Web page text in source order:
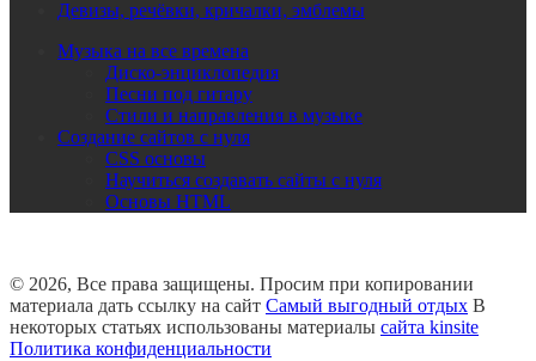
Девизы, речёвки, кричалки, эмблемы
Музыка на все времена
Диско-энциклопедия
Песни под гитару
Стили и направления в музыке
Создание сайтов с нуля
CSS основы
Научиться создавать сайты с нуля
Основы HTML
© 2026, Все права защищены. Просим при копировании
материала дать ссылку на сайт Самый выгодный отдых В
некоторых статьях использованы материалы сайта kinsite
Политика конфиденциальности